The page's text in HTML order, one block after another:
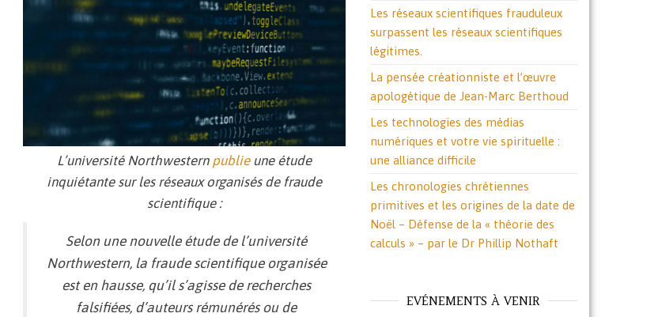
L’université Northwestern publieune étude
inquiétante sur les réseaux organisés de fraude
scientifique :
Selon une nouvelle étude de l’université
Northwestern, la fraude scientifique organisée
est en hausse, qu’il s’agisse de recherches
falsifiées, d’auteurs rémunérés ou de
Les réseaux scientifiques frauduleux
surpassent les réseaux scientifiques
légitimes.
La pensée créationniste et l’œuvre
apologétique de Jean-Marc Berthoud
Les technologies des médias
numériques et votre vie spirituelle :
une alliance difficile
Les chronologies chrétiennes
primitives et les origines de la date de
Noël – Défense de la « théorie des
calculs » – par le Dr Phillip Nothaft
EVÉNEMENTS À VENIR